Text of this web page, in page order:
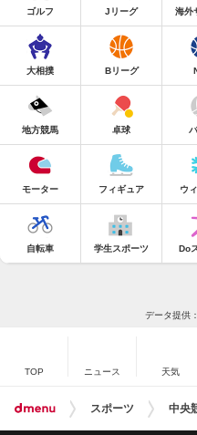
ゴルフ Jリーグ 海外
大相撲 Bリーグ
地方競馬 卓球
モーター フィギュア ウ
自転車 学生スポーツ Do
データ提供
TOP ニュース 天気
スポーツ 中央